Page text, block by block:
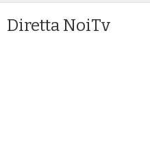
Diretta NoiTv